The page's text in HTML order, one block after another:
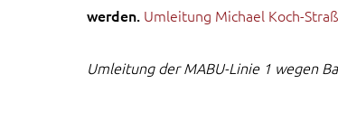
werden. Umleitung Michael Koch-
Umleitung der MABU-Linie 1 wegen